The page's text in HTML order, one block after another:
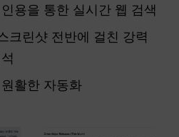
용을 통한 실시간 웹 검색
크린샷 전반에 걸친 강력
활한 자동화